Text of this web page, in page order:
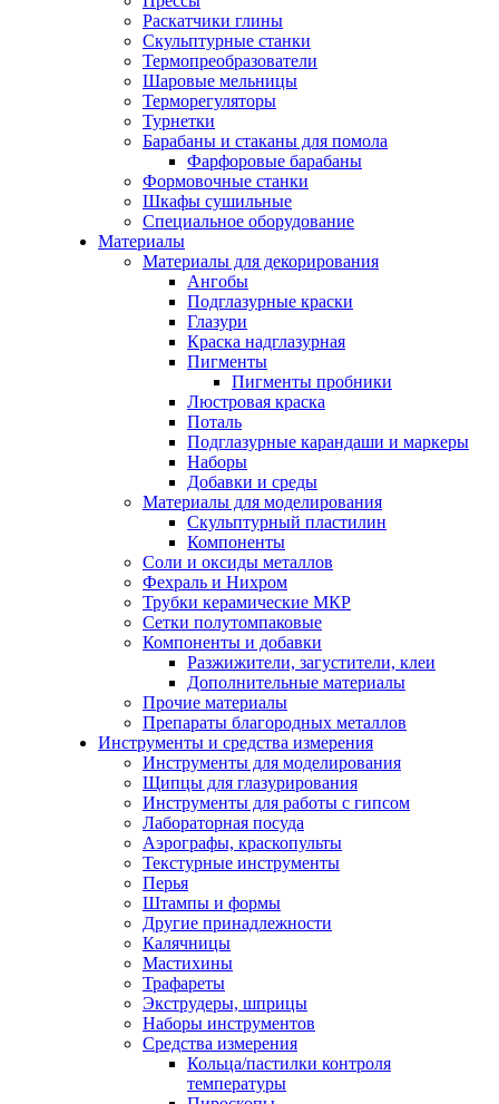
Раскатчики глины
Скульптурные станки
Термопреобразователи
Шаровые мельницы
Терморегуляторы
Турнетки
Барабаны и стаканы для помола
Фарфоровые барабаны
Формовочные станки
Шкафы сушильные
Специальное оборудование
Материалы
Материалы для декорирования
Ангобы
Подглазурные краски
Глазури
Краска надглазурная
Пигменты
Пигменты пробники
Люстровая краска
Поталь
Подглазурные карандаши и маркеры
Наборы
Добавки и среды
Материалы для моделирования
Скульптурный пластилин
Компоненты
Соли и оксиды металлов
Фехраль и Нихром
Трубки керамические МКР
Сетки полутомпаковые
Компоненты и добавки
Разжижители, загустители, клеи
Дополнительные материалы
Прочие материалы
Препараты благородных металлов
Инструменты и средства измерения
Инструменты для моделирования
Щипцы для глазурирования
Инструменты для работы с гипсом
Лабораторная посуда
Аэрографы, краскопульты
Текстурные инструменты
Перья
Штампы и формы
Другие принадлежности
Калячницы
Мастихины
Трафареты
Экструдеры, шприцы
Наборы инструментов
Средства измерения
Кольца/пастилки контроля
температуры